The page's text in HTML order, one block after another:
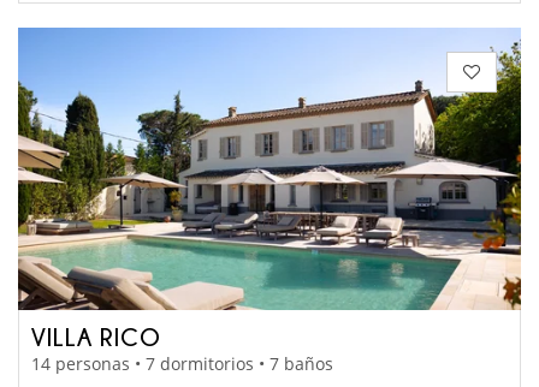
VILLA RICO
14 personas • 7 dormitorios • 7 baños